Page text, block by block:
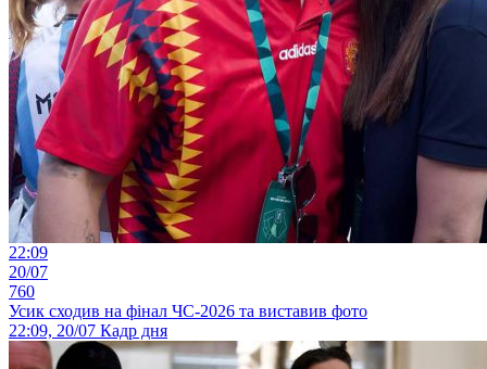
22:09
20/07
760
Усик сходив на фінал ЧС-2026 та виставив фото
22:09, 20/07 Кадр дня